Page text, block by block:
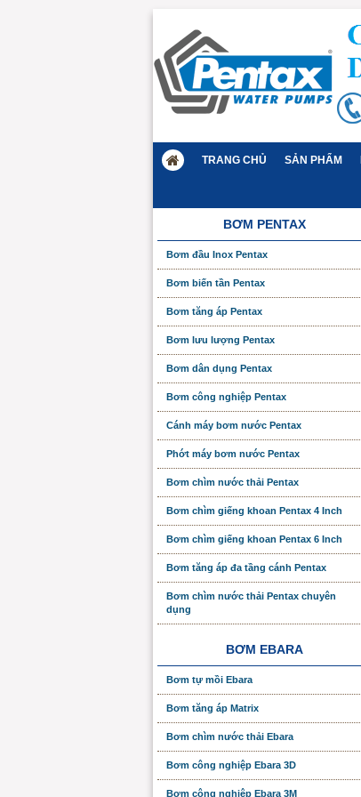
TRANG CHỦ SẢN PHẨM
BƠM PENTAX
Bơm đầu Inox Pentax
Bơm biến tần Pentax
Bơm tăng áp Pentax
Bơm lưu lượng Pentax
Bơm dân dụng Pentax
Bơm công nghiệp Pentax
Cánh máy bơm nước Pentax
Phớt máy bơm nước Pentax
Bơm chìm nước thải Pentax
Bơm chìm giếng khoan Pentax 4 Inch
Bơm chìm giếng khoan Pentax 6 Inch
Bơm tăng áp đa tầng cánh Pentax
Bơm chìm nước thải Pentax chuyên
dụng
BƠM EBARA
Bơm tự mồi Ebara
Bơm tăng áp Matrix
Bơm chìm nước thải Ebara
Bơm công nghiệp Ebara 3D
Bơm công nghiệp Ebara 3M